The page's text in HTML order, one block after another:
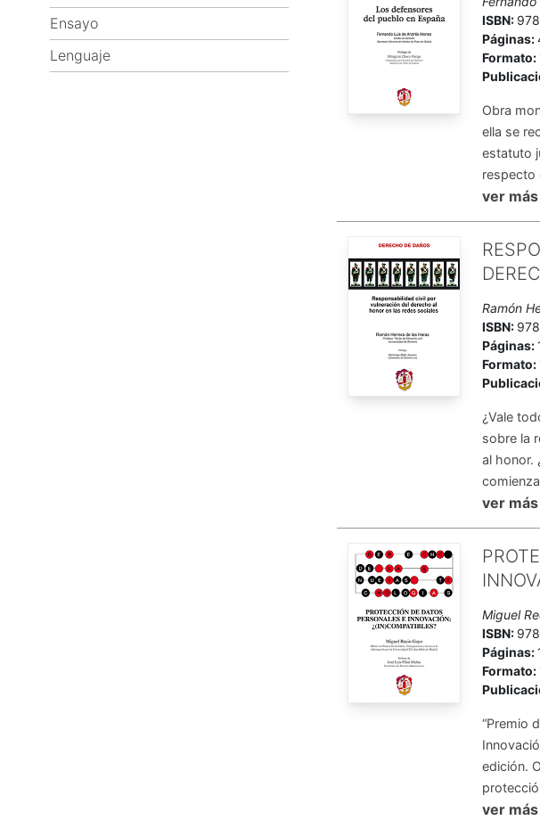
Ensayo
Lenguaje
ISBN:
Páginas:
Formato:
Obra
ella se
estatuto
respecto
ver más
Ramón
ISBN:
Páginas:
Formato:
¿Vale
sobre la
al honor.
ver más
Miguel
ISBN:
Páginas:
Formato:
“Premio
edición.
ver más